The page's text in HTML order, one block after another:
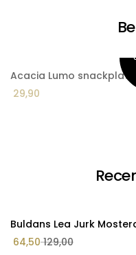
Acacia Lumo
29,90
Buldans Lea Jurk
64,50129,00